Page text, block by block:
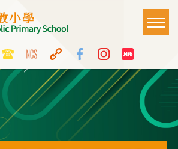
Top
Media
Icon
Button
Language
switcher
Main